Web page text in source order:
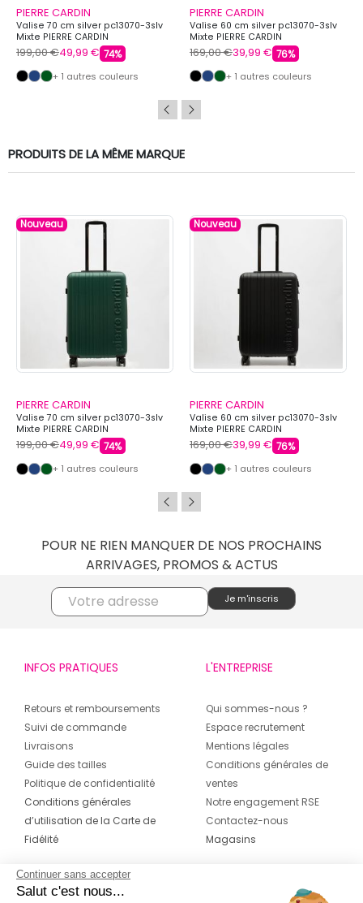
PIERRE CARDIN
Valise 70 cm silver pc13070-3slv
Mixte PIERRE CARDIN
199,00 €49,99 € 74%
+ 1 autres couleurs
PIERRE CARDIN
Valise 60 cm silver pc13070-3slv
Mixte PIERRE CARDIN
169,00 €39,99 € 76%
+ 1 autres couleurs
PRODUITS DE LA MÊME MARQUE
Nouveau
PIERRE CARDIN
Valise 70 cm silver pc13070-3slv
Mixte PIERRE CARDIN
199,00 €49,99 € 74%
+ 1 autres couleurs
Nouveau
PIERRE CARDIN
Valise 60 cm silver pc13070-3slv
Mixte PIERRE CARDIN
169,00 €39,99 € 76%
+ 1 autres couleurs
POUR NE RIEN MANQUER DE NOS PROCHAINS
ARRIVAGES, PROMOS & ACTUS
INFOS PRATIQUES
Retours et remboursements
Suivi de commande
Livraisons
Guide des tailles
Politique de confidentialité
Conditions générales
d’utilisation de la Carte de
Fidélité
L'ENTREPRISE
Qui sommes-nous ?
Espace recrutement
Mentions légales
Conditions générales de
ventes
Notre engagement RSE
Contactez-nous
Magasins
CONTACT
Continuer sans accepter
Salut c'est nous...